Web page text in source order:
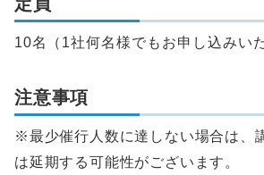
10名 （1社何名様でもお申し込みい
注意事項
※最少催行人数に達しない場合は、
は延期する可能性がございます。